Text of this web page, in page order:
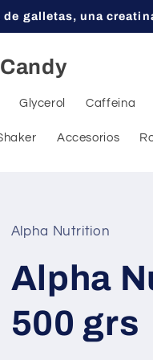
galletas, una
Glycerol Caffeina
Accesorios
Alpha Nutrition
Alpha
500 grs